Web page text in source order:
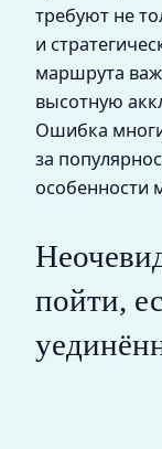
требуют не
и
маршрута
высотную
Ошибка
за
особенности
пойти,